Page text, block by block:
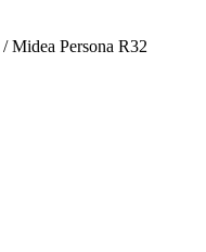
/ Midea Persona R32